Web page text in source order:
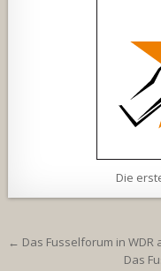
Die
← Das Fusselforum in WDR
Das